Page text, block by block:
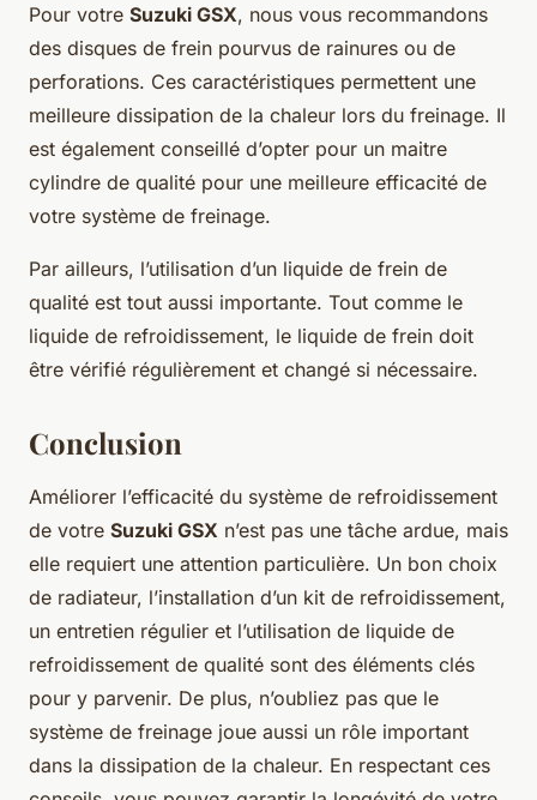
Pour votre Suzuki GSX, nous vous recommandons
des disques de frein pourvus de rainures ou de
perforations. Ces caractéristiques permettent une
meilleure dissipation de la chaleur lors du freinage. Il
est également conseillé d’opter pour un maitre
cylindre de qualité pour une meilleure efficacité de
votre système de freinage.
Par ailleurs, l’utilisation d’un liquide de frein de
qualité est tout aussi importante. Tout comme le
liquide de refroidissement, le liquide de frein doit
être vérifié régulièrement et changé si nécessaire.
Conclusion
Améliorer l’efficacité du système de refroidissement
de votre Suzuki GSX n’est pas une tâche ardue, mais
elle requiert une attention particulière. Un bon choix
de radiateur, l’installation d’un kit de refroidissement,
un entretien régulier et l’utilisation de liquide de
refroidissement de qualité sont des éléments clés
pour y parvenir. De plus, n’oubliez pas que le
système de freinage joue aussi un rôle important
dans la dissipation de la chaleur. En respectant ces